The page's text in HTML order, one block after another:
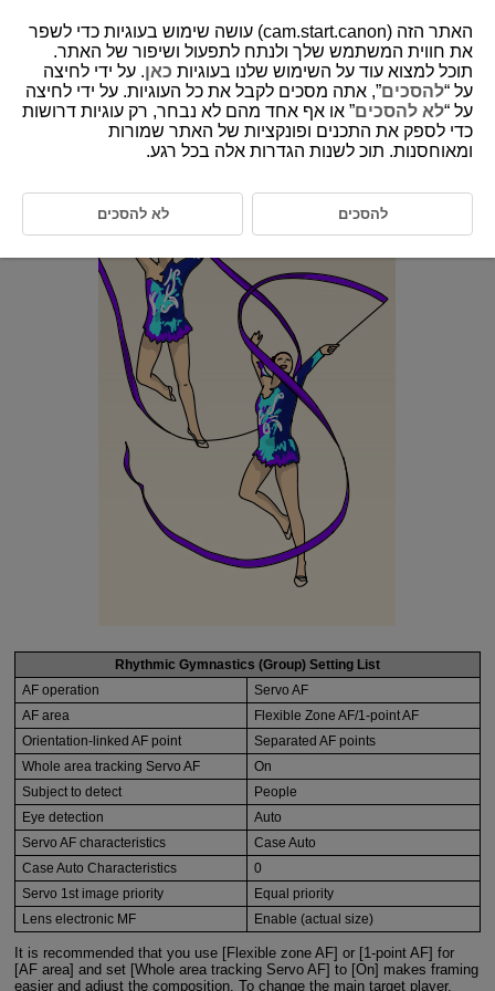
6-28 Rhythmic Gymnastics (Group)
This setting is perfect for photographing specific individuals or
entire groups in rhythmic gymnastics.
Rhythmic Gymnastics (Group) Setting List
AF operation
Servo AF
AF area
Flexible Zone AF/1-point AF
Orientation-linked AF point
Separated AF points
Whole area tracking Servo AF
On
Subject to detect
People
Eye detection
Auto
Servo AF characteristics
Case Auto
Case Auto Characteristics
0
Servo 1st image priority
Equal priority
Lens electronic MF
Enable (actual size)
It is recommended that you use [Flexible zone AF] or [1-point AF] for
[AF area] and set [Whole area tracking Servo AF] to [On] makes framing
easier and adjust the composition. To change the main target player,
האתר הזה (cam.start.canon) עושה שימוש בעוגיות כדי לשפר
את חווית המשתמש שלך ולנתח לתפעול ושיפור של האתר.
תוכל למצוא עוד על השימוש שלנו בעוגיות כאן. על ידי לחיצה
על “להסכים”, אתה מסכים לקבל את כל העוגיות. על ידי לחיצה
על “לא להסכים” או אף אחד מהם לא נבחר, רק עוגיות דרושות
כדי לספק את התכנים ופונקציות של האתר שמורות
ומאוחסנות. תוכ לשנות הגדרות אלה בכל רגע.
להסכים לא להסכים